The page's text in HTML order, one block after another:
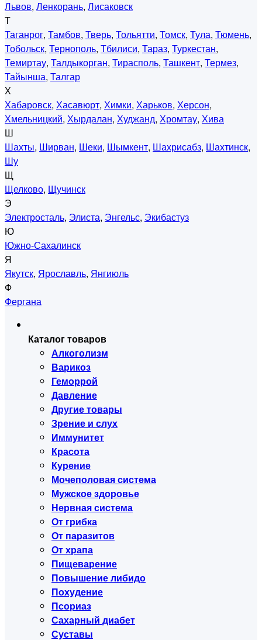
Львов, Ленкорань, Лисаковск
Т
Таганрог, Тамбов, Тверь, Тольятти, Томск, Тула, Тюмень,
Тобольск, Тернополь, Тбилиси, Тараз, Туркестан,
Темиртау, Талдыкорган, Тирасполь, Ташкент, Термез,
Тайынша, Талгар
Х
Хабаровск, Хасавюрт, Химки, Харьков, Херсон,
Хмельницкий, Хырдалан, Худжанд, Хромтау, Хива
Ш
Шахты, Ширван, Шеки, Шымкент, Шахрисабз, Шахтинск,
Шу
Щ
Щелково, Щучинск
Э
Электросталь, Элиста, Энгельс, Экибастуз
Ю
Южно-Сахалинск
Я
Якутск, Ярославль, Янгиюль
Ф
Фергана
Каталог товаров
Алкоголизм
Варикоз
Геморрой
Давление
Другие товары
Зрение и слух
Иммунитет
Красота
Курение
Мочеполовая система
Мужское здоровье
Нервная система
От грибка
От паразитов
От храпа
Пищеварение
Повышение либидо
Похудение
Псориаз
Сахарный диабет
Суставы